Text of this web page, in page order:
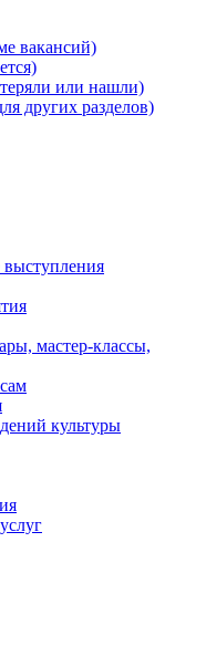
вакансий)
или нашли)
других разделов)
мастер-классы,
культуры